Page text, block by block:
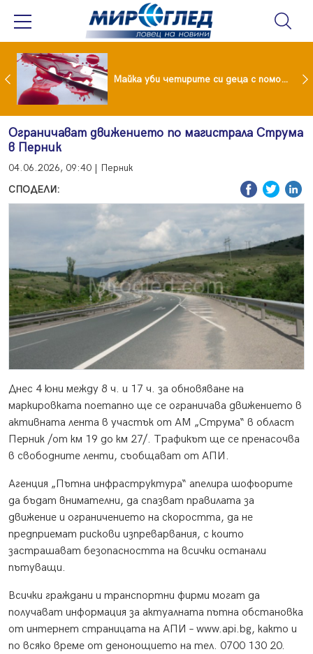
Проф.Кантарджиев: Пазете се от комарите и полово предаваните инфекции Майка уби четирите си деца с помощта на баба им, след което се самоуби
Ограничават движението по магистрала Струма
в Перник
04.06.2026, 09:40 | Перник
СПОДЕЛИ:
Днес 4 юни между 8 ч. и 17 ч. за обновяване на
маркировката поетапно ще се ограничава движението в
активната лента в участък от АМ „Струма“ в област
Перник /от км 19 до км 27/. Трафикът ще се пренасочва
в свободните ленти, съобщават от АПИ.
Агенция „Пътна инфраструктура“ апелира шофьорите
да бъдат внимателни, да спазват правилата за
движение и ограничението на скоростта, да не
предприемат рискови изпреварвания, с които
застрашават безопасността на всички останали
пътуващи.
Всички граждани и транспортни фирми могат да
получават информация за актуалната пътна обстановка
от интернет страницата на АПИ – www.api.bg, както и
по всяко време от денонощието на тел. 0700 130 20.